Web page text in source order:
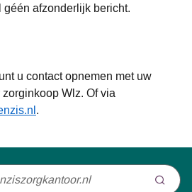
afzonderlijk bericht.
u contact opnemen met uw
Wlz. Of via
.